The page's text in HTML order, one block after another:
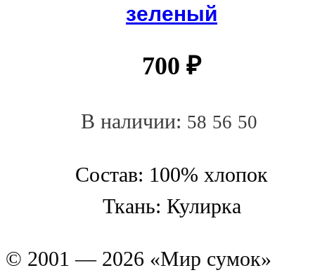
зеленый
700 ₽
В наличии: 58 56 50
Состав: 100% хлопок
Ткань: Кулирка
© 2001 — 2026 «Мир сумок»